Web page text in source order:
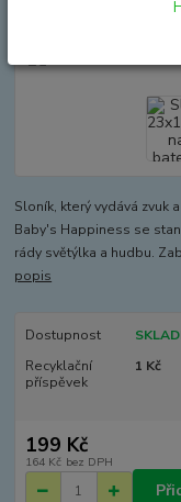
Sloník, který vydává zvuk
Baby's Happiness se
rády světýlka a hudbu.
popis
Dostupnost
Recyklační
příspěvek
1 Kč
199 Kč
164 Kč bez DPH